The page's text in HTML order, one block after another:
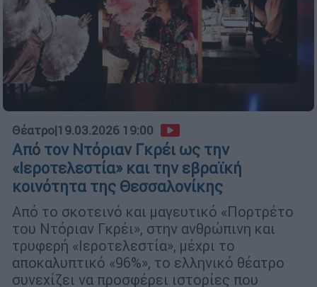
Θέατρο|19.03.2026 19:00
Από τον Ντόριαν Γκρέι ως την
«Ιεροτελεστία» και την εβραϊκή
κοινότητα της Θεσσαλονίκης
Από το σκοτεινό και μαγευτικό «Πορτρέτο
του Ντόριαν Γκρέι», στην ανθρώπινη και
τρυφερή «Ιεροτελεστία», μέχρι το
αποκαλυπτικό «96%», το ελληνικό θέατρο
συνεχίζει να προσφέρει ιστορίες που